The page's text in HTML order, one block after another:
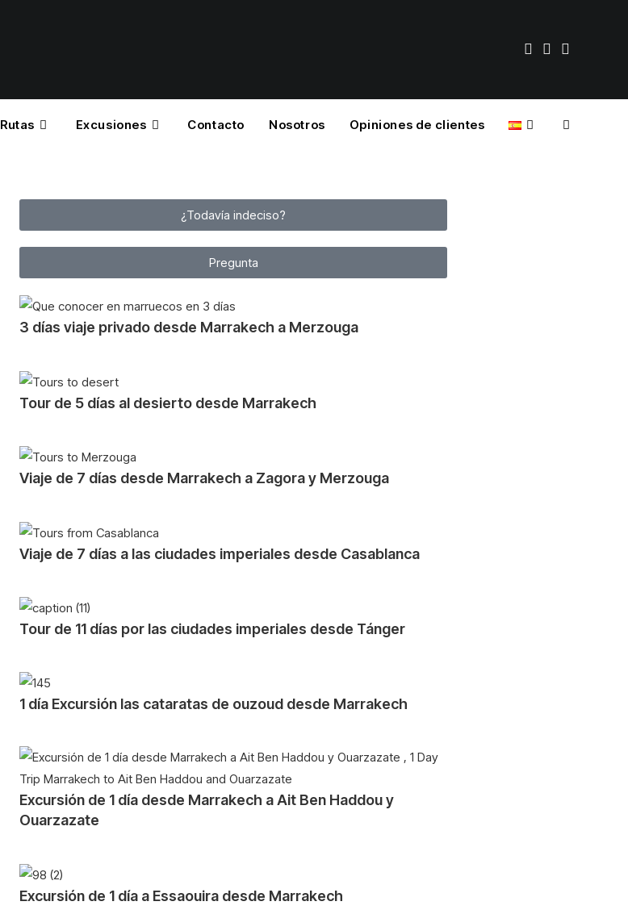
Rutas Excusiones Contacto Nosotros Opiniones de clientes
¿Todavía indeciso?
Pregunta
3 días viaje privado desde Marrakech a Merzouga
Tour de 5 días al desierto desde Marrakech
Viaje de 7 días desde Marrakech a Zagora y Merzouga
Viaje de 7 días a las ciudades imperiales desde Casablanca
Tour de 11 días por las ciudades imperiales desde Tánger
1 día Excursión las cataratas de ouzoud desde Marrakech
Excursión de 1 día desde Marrakech a Ait Ben Haddou y
Ouarzazate
Excursión de 1 día a Essaouira desde Marrakech